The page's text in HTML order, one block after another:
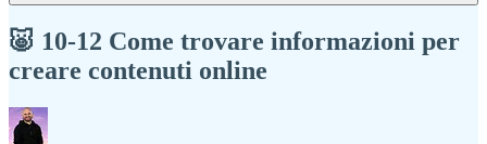
🐷 10-12 Come trovare informazioni per
creare contenuti online